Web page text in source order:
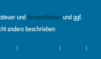
undVersandkostenund ggf.
anders beschrieben